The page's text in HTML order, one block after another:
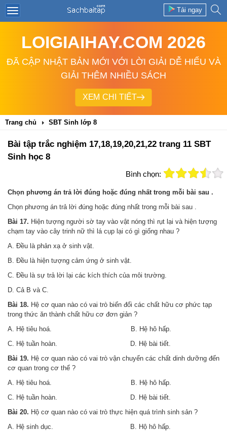
Tải ngay
LOIGIAIHAY.COM 2026
ĐÃ CẬP NHẬT BẢN MỚI VỚI LỜI GIẢI DỄ HIỂU VÀ
GIẢI THÊM NHIỀU SÁCH
XEM CHI TIẾT
Trang chủ SBT Sinh lớp 8
Bài tập trắc nghiệm 17,18,19,20,21,22 trang 11 SBT
Sinh học 8
Bình chọn:
Chọn phương án trả lời đúng hoặc đúng nhất trong mỗi bài sau .
Chọn phương án trả lời đúng hoặc đúng nhất trong mỗi bài sau .
Bài 17. Hiện tượng người sờ tay vào vật nóng thì rụt lại và hiện tượng
chạm tay vào cây trinh nữ thì lá cụp lại có gì giống nhau ?
A. Đều là phản xạ ở sinh vật.
B. Đều là hiện tượng cảm ứng ở sinh vật.
C. Đều là sự trả lời lại các kích thích của môi trường.
D. Cả B và C.
Bài 18. Hệ cơ quan nào có vai trò biến đổi các chất hữu cơ phức tạp
trong thức ăn thành chất hữu cơ đơn giản ?
A. Hệ tiêu hoá. B. Hệ hô hấp.
C. Hệ tuần hoàn. D. Hệ bài tiết.
Bài 19. Hệ cơ quan nào có vai trò vận chuyển các chất dinh dưỡng đến
cơ quan trong cơ thể ?
A. Hệ tiêu hoá. B. Hệ hô hấp.
C. Hệ tuần hoàn. D. Hệ bài tiết.
Bài 20. Hộ cơ quan nào có vai trò thực hiện quá trình sinh sản ?
A. Hệ sinh dục. B. Hộ hô hấp.